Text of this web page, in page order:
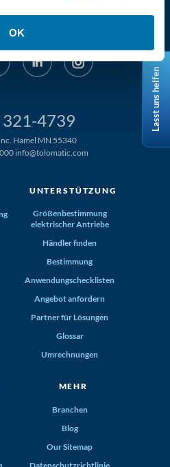
OK
321-4739
Hamel MN 55340
info@tolomatic.com
UNTERSTÜTZUNG
Größenbestimmung
elektrischer Antriebe
Händler finden
Bestimmung
Anwendungschecklisten
Angebot anfordern
Partner für Lösungen
Glossar
Umrechnungen
MEHR
Branchen
Blog
Our Sitemap
Lasst uns helfen